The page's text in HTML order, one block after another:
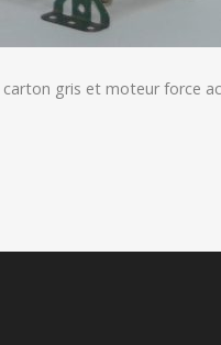
gris et moteur force